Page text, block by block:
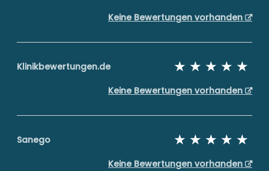
Keine Bewertungen vorhanden
Klinikbewertungen.de
Keine Bewertungen vorhanden
Sanego
Keine Bewertungen vorhanden